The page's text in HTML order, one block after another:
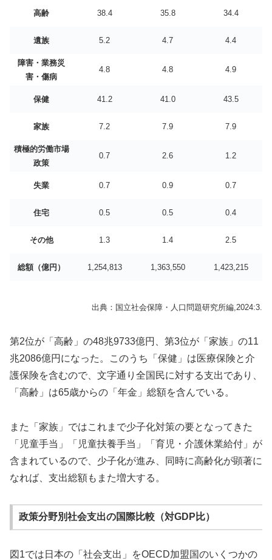
高齢 38.4 35.8 34.4
遺族 5.2 4.7 4.4
障害・業務災
害・傷病
4.8 4.8 4.9
保健 41.2 41.0 43.5
家族 7.2 7.9 7.9
積極的労働市場
政策
0.7 2.6 1.2
失業 0.7 0.9 0.7
住宅 0.5 0.5 0.4
その他 1.3 1.4 2.5
総額（億円） 1,254,813 1,363,550 1,423,215
出典：国立社会保障・人口問題研究所編,2024:3.
第2位が「高齢」の48兆9733億円、第3位が「家族」の11
兆2086億円になった。このうち「保健」は医療保険と介
護保険を含むので、文字通り全国民に対する支出であり、
「高齢」は65歳からの「年金」総額を含んでいる。
また「家族」ではこれまで少子化対策の要となってきた
「児童手当」「児童扶養手当」「育児・介護休業給付」が
含まれているので、少子化が進み、同時に高齢化が顕著に
なれば、支出総額もまた増大する。
政策分野別社会支出の国際比較（対GDP比）
図1では日本の「社会支出」をOECD加盟国のいくつかの